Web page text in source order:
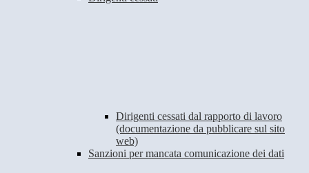
Dirigenti cessati dal rapporto di lavoro
(documentazione da pubblicare sul sito
web)
Sanzioni per mancata comunicazione dei dati